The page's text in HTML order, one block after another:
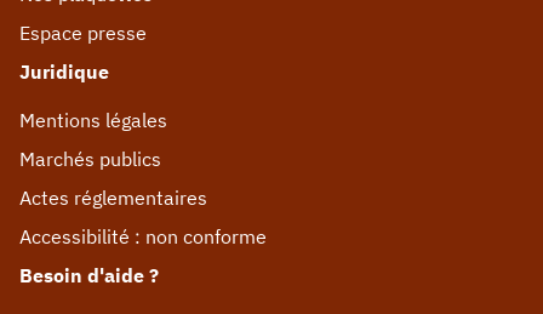
Espace presse
Juridique
Mentions légales
Marchés publics
Actes réglementaires
Accessibilité : non conforme
Besoin d'aide ?